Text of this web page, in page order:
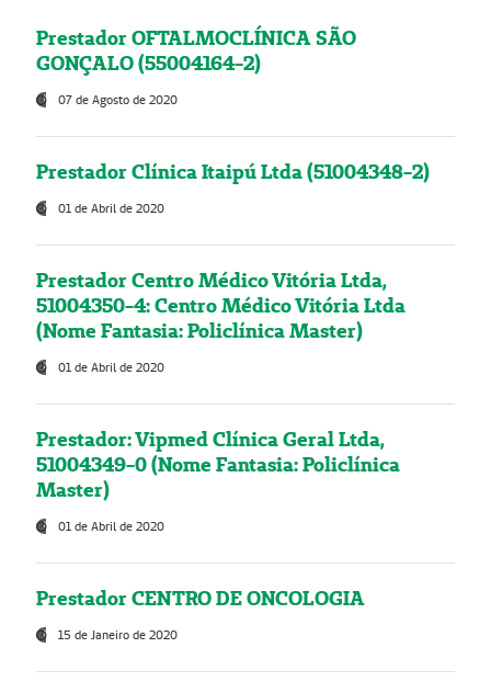
Prestador OFTALMOCLÍNICA SÃO
GONÇALO (55004164-2)
07 de Agosto de 2020
Prestador Clínica Itaipú Ltda (51004348-2)
01 de Abril de 2020
Prestador Centro Médico Vitória Ltda,
51004350-4: Centro Médico Vitória Ltda
(Nome Fantasia: Policlínica Master)
01 de Abril de 2020
Prestador: Vipmed Clínica Geral Ltda,
51004349-0 (Nome Fantasia: Policlínica
Master)
01 de Abril de 2020
Prestador CENTRO DE ONCOLOGIA
15 de Janeiro de 2020